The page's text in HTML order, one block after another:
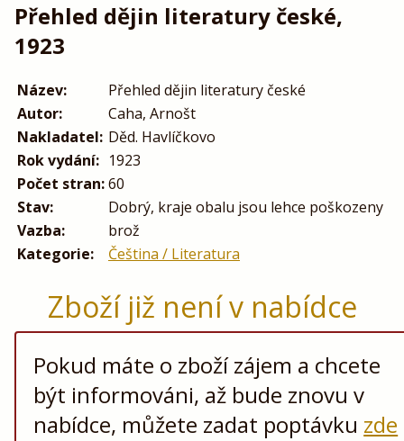
Přehled dějin literatury české,
1923
Název:
Přehled dějin literatury české
Autor:
Caha, Arnošt
Nakladatel: Děd. Havlíčkovo
Rok vydání: 1923
Počet stran:60
Stav:
Dobrý, kraje obalu jsou lehce poškozeny
Vazba:
brož
Kategorie:
Čeština / Literatura
Zboží již není v nabídce
Pokud máte o zboží zájem a chcete
být informováni, až bude znovu v
nabídce, můžete zadat poptávku zde